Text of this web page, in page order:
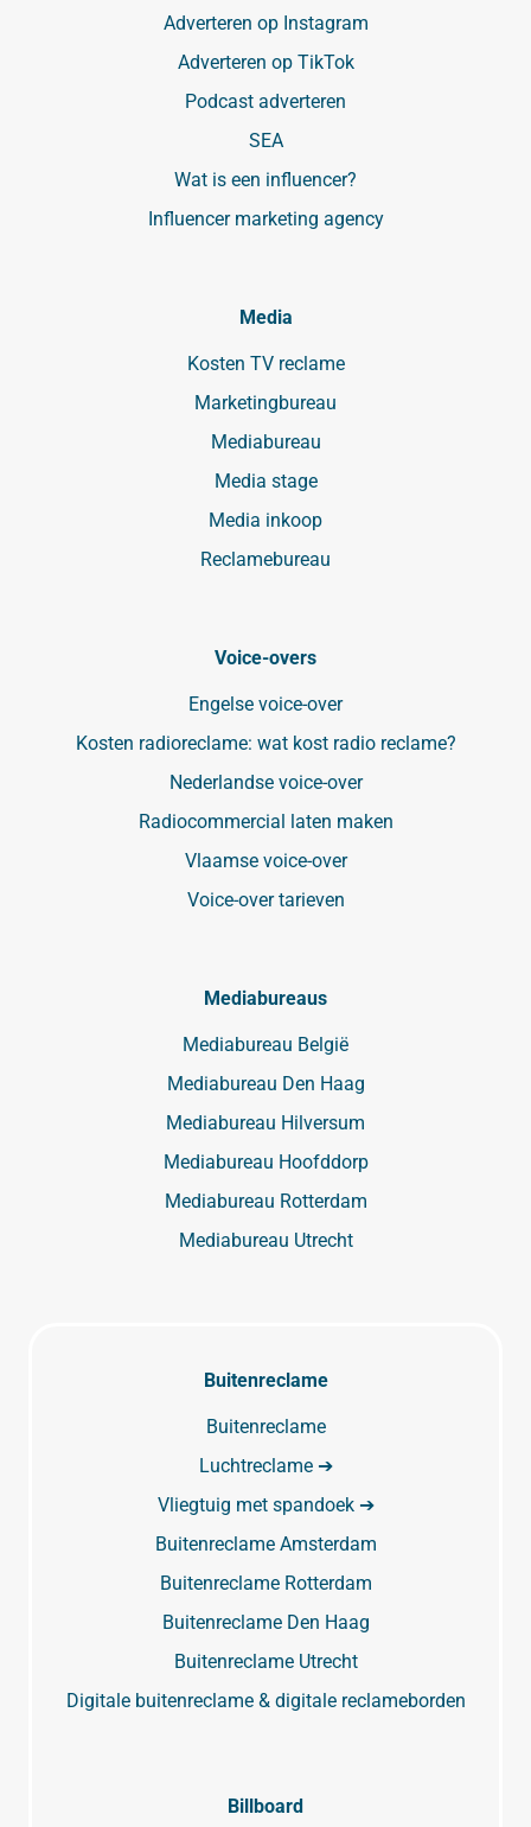
Adverteren op Instagram
Adverteren op TikTok
Podcast adverteren
SEA
Wat is een influencer?
Influencer marketing agency
Media
Kosten TV reclame
Marketingbureau
Mediabureau
Media stage
Media inkoop
Reclamebureau
Voice-overs
Engelse voice-over
Kosten radioreclame: wat kost radio reclame?
Nederlandse voice-over
Radiocommercial laten maken
Vlaamse voice-over
Voice-over tarieven
Mediabureaus
Mediabureau België
Mediabureau Den Haag
Mediabureau Hilversum
Mediabureau Hoofddorp
Mediabureau Rotterdam
Mediabureau Utrecht
Buitenreclame
Buitenreclame
Luchtreclame ➔
Vliegtuig met spandoek ➔
Buitenreclame Amsterdam
Buitenreclame Rotterdam
Buitenreclame Den Haag
Buitenreclame Utrecht
Digitale buitenreclame & digitale reclameborden
Billboard